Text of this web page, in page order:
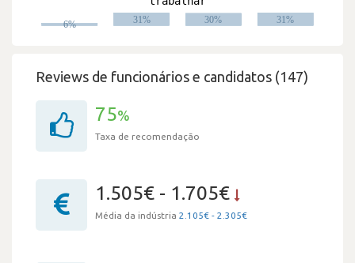
Reviews de funcionários e candidatos (147)
75%
Taxa de recomendação
1.505€ - 1.705€
Média da indústria 2.105€ - 2.305€